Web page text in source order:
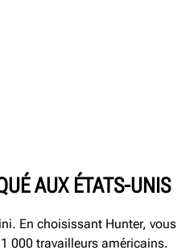
AUX ÉTATS-UNIS
En choisissant Hunter, vous
000 travailleurs américains.